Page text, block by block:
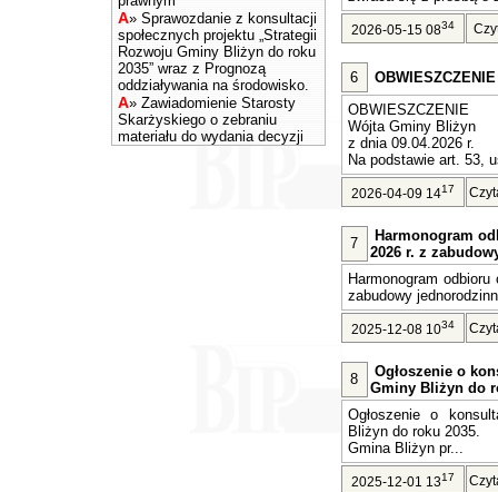
A» Sprawozdanie z konsultacji
społecznych projektu „Strategii
Rozwoju Gminy Bliżyn do roku
2035” wraz z Prognozą
oddziaływania na środowisko.
A» Zawiadomienie Starosty
Skarżyskiego o zebraniu
materiału do wydania decyzji
2026-05-15 0834
6
OBWIESZCZENIE
Wójta Gminy Bliżyn
z dnia 09.04.2026 r.
Na podstawie art. 53,
2026-04-09 1417
7
Harmonogram
2026 r. z
Harmonogram
zabudowy
2025-12-08 1034
8
Ogłoszenie o
Gminy Bliżyn do
Ogłoszenie o
Bliżyn do roku 2035.
Gmina Bliżyn pr...
2025-12-01 1317